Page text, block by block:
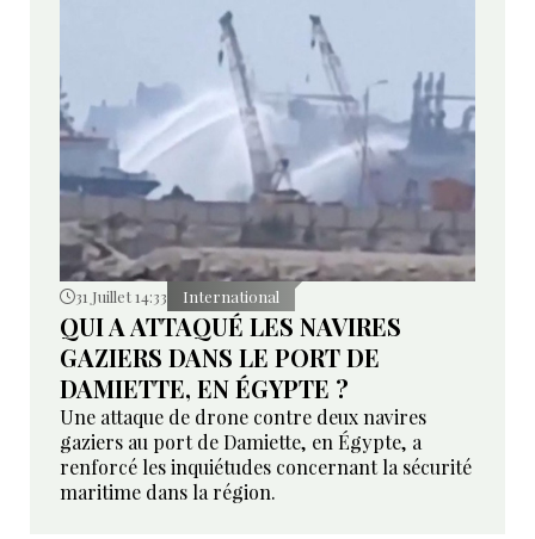
31 Juillet 14:33 International
QUI A ATTAQUÉ LES NAVIRES
GAZIERS DANS LE PORT DE
DAMIETTE, EN ÉGYPTE ?
Une attaque de drone contre deux navires
gaziers au port de Damiette, en Égypte, a
renforcé les inquiétudes concernant la sécurité
maritime dans la région.